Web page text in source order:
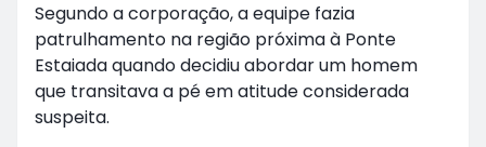
Segundo a corporação, a equipe fazia
patrulhamento na região próxima à Ponte
Estaiada quando decidiu abordar um homem
que transitava a pé em atitude considerada
suspeita.